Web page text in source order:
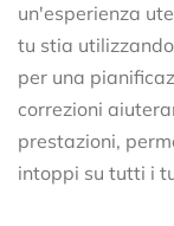
un'esperienza
tu stia
per una
correzioni
prestazioni,
intoppi su tutti i